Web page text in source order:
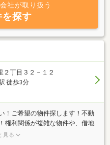
屋探しのお手伝いをさせて頂き
お待ち致しております。
社が取り扱う
探す
２丁目３２－１２
徒歩3分
！ご希望の物件探します！不動
権利関係が複雑な物件や、借地
相続案件や地方の物件もご相談
見る